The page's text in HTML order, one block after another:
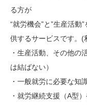
る方が
“就労機会”と”生産活動
供するサービスです。(
・生産活動、その他の
は結ばない）
・一般就労に必要な知
・就労継続支援（A型